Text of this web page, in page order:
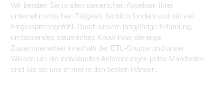
Wir beraten Sie in allen steuerlichen Aspekten Ihrer
unternehmerischen Tätigkeit, fachlich fundiert und mit viel
Fingerspitzengefühl. Durch unsere langjährige Erfahrung,
umfassendes steuerliches Know-how, die enge
Zusammenarbeit innerhalb der ETL-Gruppe und unser
Wissen um die individuellen Anforderungen jedes Mandanten
sind Sie bei uns immer in den besten Händen.